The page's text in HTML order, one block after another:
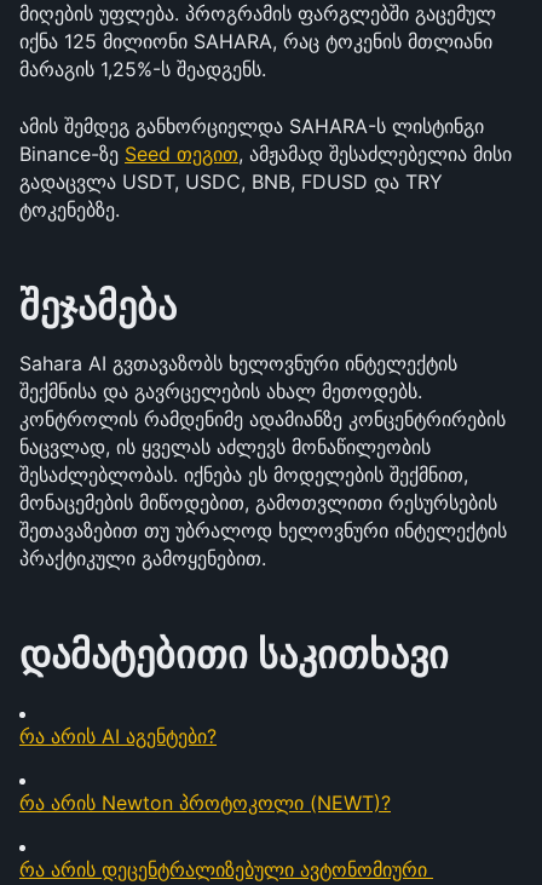
მიღების უფლება. პროგრამის ფარგლებში გაცემულ
იქნა 125 მილიონი SAHARA, რაც ტოკენის მთლიანი
მარაგის 1,25%-ს შეადგენს.
ამის შემდეგ განხორციელდა SAHARA-ს ლისტინგი
Binance-ზე Seed თეგით, ამჟამად შესაძლებელია მისი
გადაცვლა USDT, USDC, BNB, FDUSD და TRY
ტოკენებზე.
შეჯამება
Sahara AI გვთავაზობს ხელოვნური ინტელექტის
შექმნისა და გავრცელების ახალ მეთოდებს.
კონტროლის რამდენიმე ადამიანზე კონცენტრირების
ნაცვლად, ის ყველას აძლევს მონაწილეობის
შესაძლებლობას. იქნება ეს მოდელების შექმნით,
მონაცემების მიწოდებით, გამოთვლითი რესურსების
შეთავაზებით თუ უბრალოდ ხელოვნური ინტელექტის
პრაქტიკული გამოყენებით.
დამატებითი საკითხავი
რა არის AI აგენტები?
რა არის Newton პროტოკოლი (NEWT)?
რა არის დეცენტრალიზებული ავტონომიური